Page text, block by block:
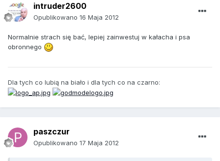
intruder2600
Opublikowano 16 Maja 2012
Normalnie strach się bać, lepiej zainwestuj w kałacha i psa
obronnego
Dla tych co lubią na biało i dla tych co na czarno:
paszczur
Opublikowano 17 Maja 2012